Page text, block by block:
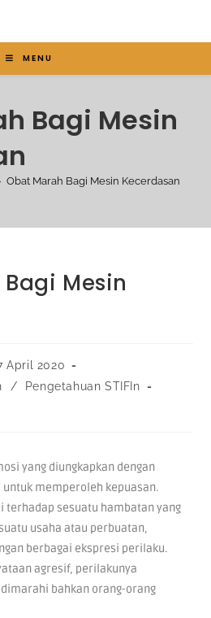
MENU
Bagi Mesin
Obat Marah Bagi Mesin Kecerdasan
Mesin
April 2020
/
Pengetahuan STIFIn
yang diungkapkan dengan
memperoleh kepuasan.
terhadap sesuatu hambatan yang
usaha atau perbuatan,
berbagai ekspresi perilaku.
agresif, perilakunya
bahkan orang-orang